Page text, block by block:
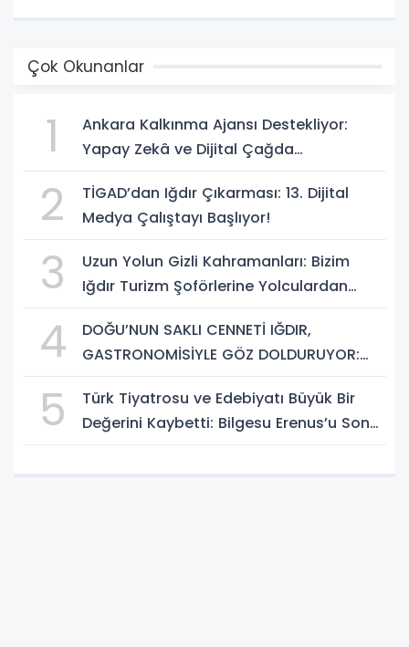
Çok Okunanlar
1
Ankara Kalkınma Ajansı Destekliyor:
Yapay Zekâ ve Dijital Çağda
Geliştirme Eğitimi Başlıyor!
2
TİGAD’dan Iğdır Çıkarması: 13. Dijital
Medya Çalıştayı Başlıyor!
3
Uzun Yolun Gizli Kahramanları: Bizim
Iğdır Turizm Şoförlerine Yolculardan
4
DOĞU’NUN SAKLI CENNETİ IĞDIR,
GASTRONOMİSİYLE GÖZ DOLDURUYOR:
BULUŞMA NOKTASI
5
Türk Tiyatrosu ve Edebiyatı Büyük Bir
Değerini Kaybetti: Bilgesu Erenus’u Son